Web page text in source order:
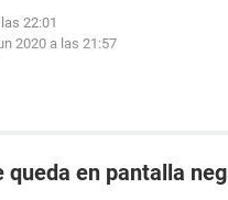
22:01
2020 a las 21:57
queda en pantalla